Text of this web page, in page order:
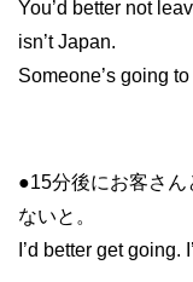
You’d better not
isn’t Japan.
Someone’s going
●15分後にお客さ
ないと。
I’d better get